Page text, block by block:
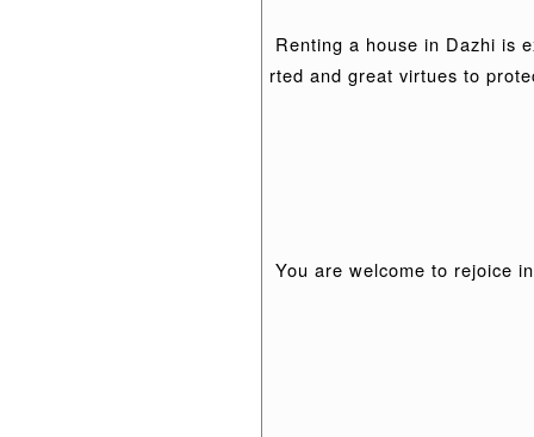
Renting a house in Dazhi is
rted and great virtues to
You are welcome to rejoice